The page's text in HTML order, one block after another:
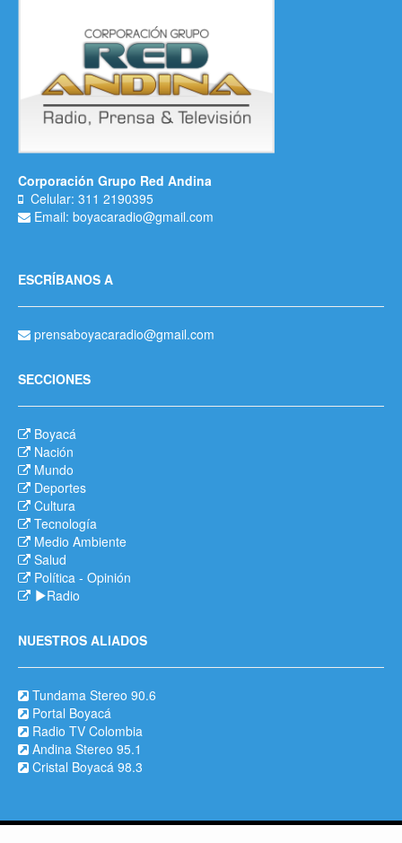
Corporación Grupo Red Andina
Celular: 311 2190395
Email: boyacaradio@gmail.com
ESCRÍBANOS A
prensaboyacaradio@gmail.com
SECCIONES
Boyacá
Nación
Mundo
Deportes
Cultura
Tecnología
Medio Ambiente
Salud
Política - Opinión
Radio
NUESTROS ALIADOS
Tundama Stereo 90.6
Portal Boyacá
Radio TV Colombia
Andina Stereo 95.1
Cristal Boyacá 98.3